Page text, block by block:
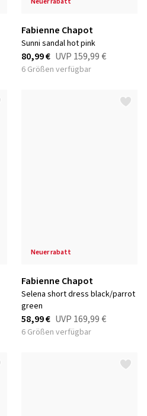
Fabienne Chapot
sunni sandal hot pink
80,99 € UVP 159,99 €
6 Größen verfügbar
neuer rabatt
Fabienne Chapot
selena short dress black/parrot
green
58,99 € UVP 169,99 €
6 Größen verfügbar